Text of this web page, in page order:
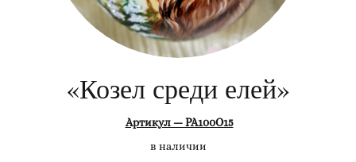
«Козел среди елей»
Артикул — РА100О15
в наличии